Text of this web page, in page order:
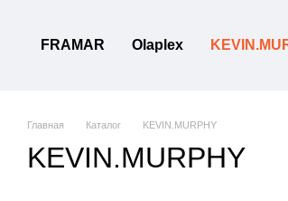
FRAMAR Olaplex
Главная Каталог KEVIN.MURPHY
KEVIN.MURPHY